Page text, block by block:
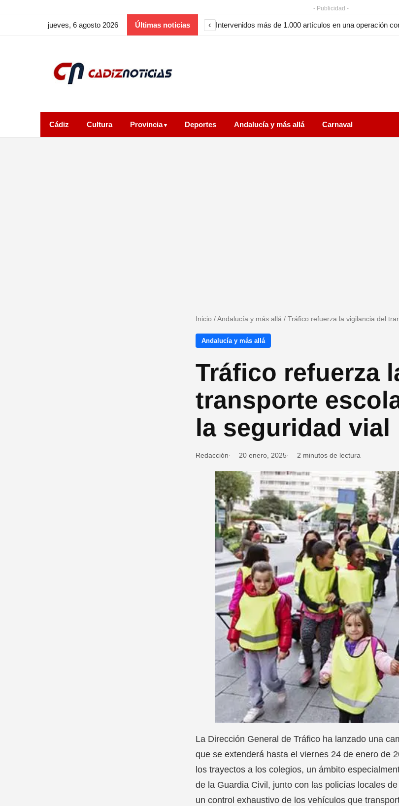
- Publicidad -
jueves, 6 agosto 2026 Últimas noticias ‹ La Diputación recibe a 40 menores saharauis del
Cádiz Cultura Provincia Deportes Andalucía y más allá Carnaval
Inicio /Andalucía y más allá / Tráfico refuerza la vigilancia del
Andalucía y más allá
Tráfico refuerza
transporte
la seguridad vial
Redacción 20 enero, 2025 2 minutos de lectura
La Dirección General de Tráfico ha lanzado una
que se extenderá hasta el viernes 24 de enero de
los trayectos a los colegios, un ámbito
de la Guardia Civil, junto con las policías locales
un control exhaustivo de los vehículos que